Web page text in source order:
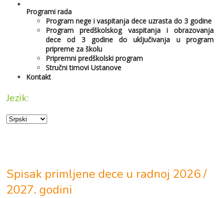
Programi rada
Program nege i vaspitanja dece uzrasta do 3 godine
Program predškolskog vaspitanja i obrazovanja
dece od 3 godine do uključivanja u program
pripreme za školu
Pripremni predškolski program
Stručni timovi Ustanove
Kontakt
Jezik:
Spisak primljene dece u radnoj 2026 /
2027. godini